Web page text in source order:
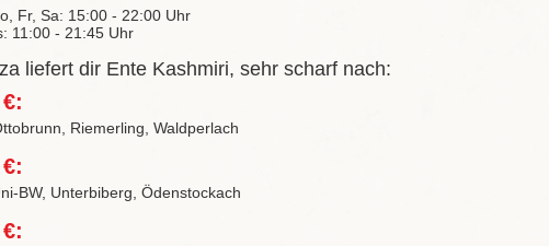
Fr, Sa: 15:00 - 22:00 Uhr
11:00 - 21:45 Uhr
liefert dir Ente Kashmiri, sehr scharf nach:
Riemerling, Waldperlach
BW, Unterbiberg, Ödenstockach